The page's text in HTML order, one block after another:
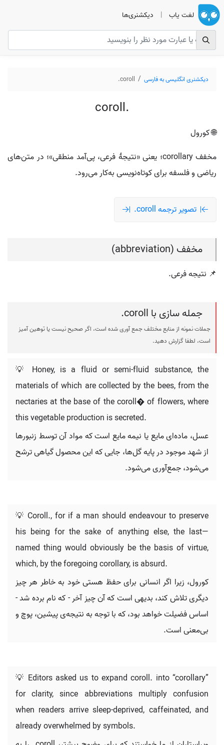
لغت یاب | دیکشنری‌ها
دیکشنری انگلیسی به فارسی coroll.
coroll.
🌐 کورول
مخفف corollary؛ یعنی «نتیجهٔ فرعی، پی‌آمد منطقی»؛ در متن‌های
ریاضی و فلسفه برای کوتاه‌نویسی به‌کار می‌رود.
تصویر ترجمه coroll.
مخفف (abbreviation)
📌 نتیجه فرعی.
جمله سازی با coroll.
جملات نمونه از منابع مختلف جمع آوری شده است، اگر صحیح نیست یا توهین آمیز
است، لطفا گزارش دهید.
💡 Honey, is a fluid or semi-fluid substance, the
materials of which are collected by the bees, from the
nectaries at the base of the coroll� of flowers, where
this vegetable production is secreted.
عسل، ماده‌ای مایع یا نیمه مایع است که مواد آن توسط زنبورها
از شهد موجود در پایه گل‌ها، جایی که این محصول گیاهی ترشح
می‌شود، جمع‌آوری می‌شود.
💡 Coroll., for if a man should endeavour to preserve
his being for the sake of anything else, the last—
named thing would obviously be the basis of virtue,
which, by the foregoing corollary, is absurd.
کورول، زیرا اگر انسانی برای حفظ هستی خود به خاطر هر چیز
دیگری تلاش کند، بدیهی است که آن چیز آخر - که نام برده شد -
اساس فضیلت خواهد بود، که با توجه به نتیجه‌ی پیشین، پوچ و
بی‌معنی است.
💡 Editors asked us to expand coroll. into “corollary”
for clarity, since abbreviations multiply confusion
when readers arrive sleep-deprived, caffeinated, and
already overwhelmed by symbols.